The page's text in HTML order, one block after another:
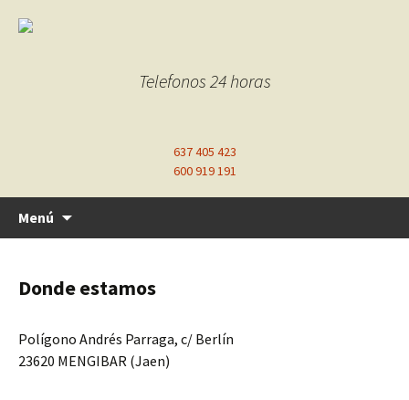
Telefonos 24 horas
637 405 423
600 919 191
Menú
Donde estamos
Polígono Andrés Parraga, c/ Berlín
23620 MENGIBAR (Jaen)